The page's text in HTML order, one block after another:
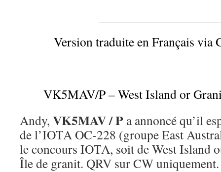
Version traduite en Français via
VK5MAV/P – West Island or
Andy, VK5MAV / P a annoncé qu’il
de l’IOTA OC-228 (groupe East
le concours IOTA, soit de West Island
Île de granit. QRV sur CW uniquement.